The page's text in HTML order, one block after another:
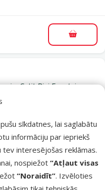
sīkdatnes, lai saglabātu
informāciju par iepriekš
interesējošas reklāmas.
nospiežot “Atļaut visas
“Noraidīt”. Izvēloties
– Catit Pixi Fountain
gab.